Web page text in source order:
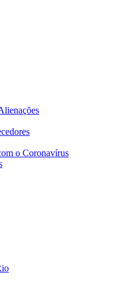
o Coronavírus